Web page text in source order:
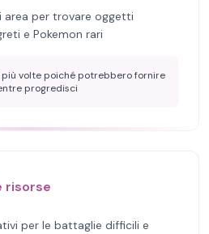
area per trovare oggetti
e Pokemon rari
più volte poiché potrebbero fornire
progredisci
risorse
per le battaglie difficili e